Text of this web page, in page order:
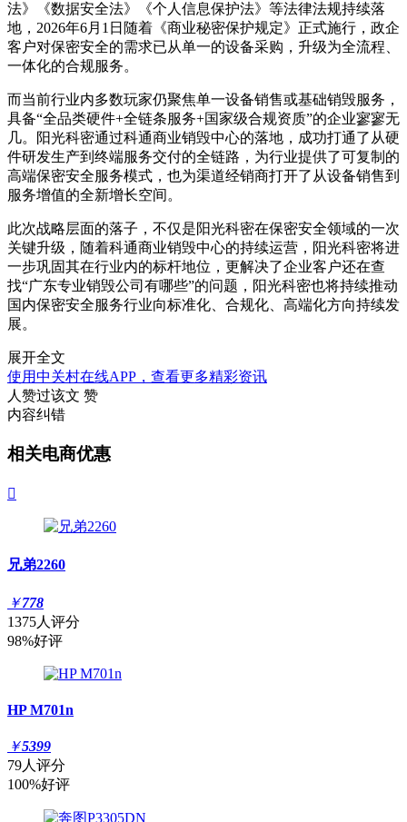
法》《数据安全法》《个人信息保护法》等法律法规持续落
地，2026年6月1日随着《商业秘密保护规定》正式施行，政企
客户对保密安全的需求已从单一的设备采购，升级为全流程、
一体化的合规服务。
而当前行业内多数玩家仍聚焦单一设备销售或基础销毁服务，
具备“全品类硬件+全链条服务+国家级合规资质”的企业寥寥无
几。阳光科密通过科通商业销毁中心的落地，成功打通了从硬
件研发生产到终端服务交付的全链路，为行业提供了可复制的
高端保密安全服务模式，也为渠道经销商打开了从设备销售到
服务增值的全新增长空间。
此次战略层面的落子，不仅是阳光科密在保密安全领域的一次
关键升级，随着科通商业销毁中心的持续运营，阳光科密将进
一步巩固其在行业内的标杆地位，更解决了企业客户还在查
找“广东专业销毁公司有哪些”的问题，阳光科密也将持续推动
国内保密安全服务行业向标准化、合规化、高端化方向持续发
展。
展开全文
使用中关村在线APP，查看更多精彩资讯
人赞过该文 赞
内容纠错
相关电商优惠

兄弟2260
￥778
1375人评分
98%好评
HP M701n
￥5399
79人评分
100%好评